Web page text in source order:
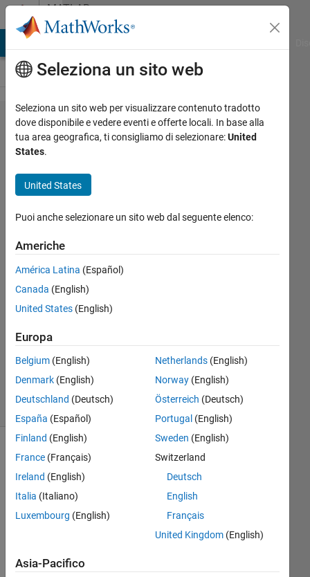
Vai al contenutoMATLAB
Answers
installation
guidance
2019b
Awais
Khan
17 Dic
2019
1
Aggiornato
17 Dic
2019
8
Visualizzazioni
am
Seleziona un sito web
Seleziona un sito web per visualizzare contenuto tradotto
dove disponibile e vedere eventi e offerte locali. In base alla
tua area geografica, ti consigliamo di selezionare:United
States.
United States
Puoi anche selezionare un sito web dal seguente elenco:
Americhe
América Latina (Español)
Canada (English)
United States (English)
Europa
Belgium (English)
Denmark (English)
Deutschland (Deutsch)
España (Español)
Finland (English)
France (Français)
Ireland (English)
Italia (Italiano)
Luxembourg (English)
Netherlands(English)
Norway(English)
Österreich (Deutsch)
Portugal (English)
Sweden (English)
Switzerland
Deutsch
English
Français
United Kingdom(English)
Asia-Pacifico